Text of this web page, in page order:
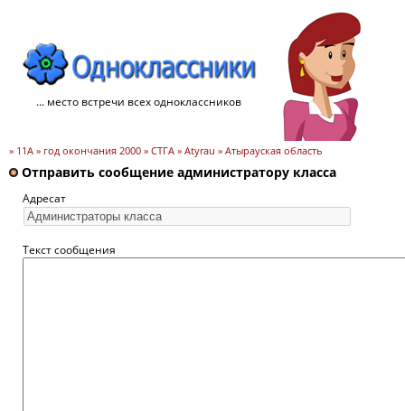
... место встречи всех одноклассников
» 11А » год окончания 2000 » СТГА » Atyrau » Атырауская область
Отправить сообщение администратору класса
Адресат
Текст сообщения